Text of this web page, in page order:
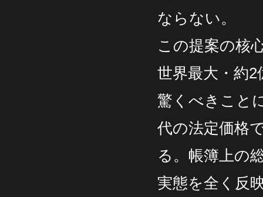
ならない。
この提案の核
世界最大・約
驚くべきこと
代の法定価格
る。帳簿上の
実態を全く反